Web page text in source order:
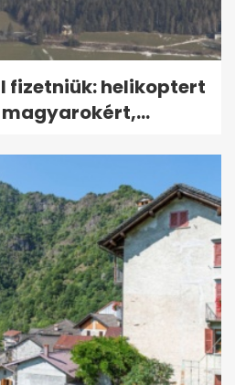
fizetniük: helikoptert